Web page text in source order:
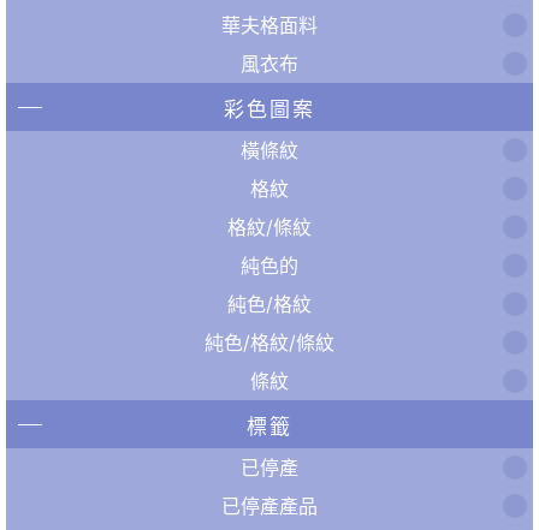
華夫格面料
風衣布
彩色圖案
橫條紋
格紋
格紋/條紋
純色的
純色/格紋
純色/格紋/條紋
條紋
標籤
已停產
已停產產品